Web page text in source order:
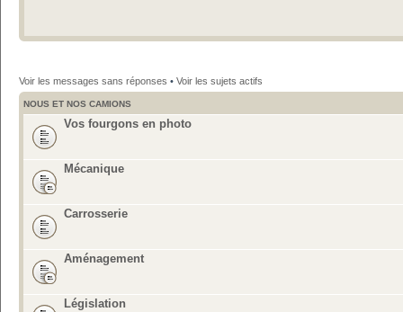
Voir les messages sans réponses • Voir les sujets actifs
NOUS ET NOS CAMIONS
Vos fourgons en photo
Mécanique
Carrosserie
Aménagement
Législation